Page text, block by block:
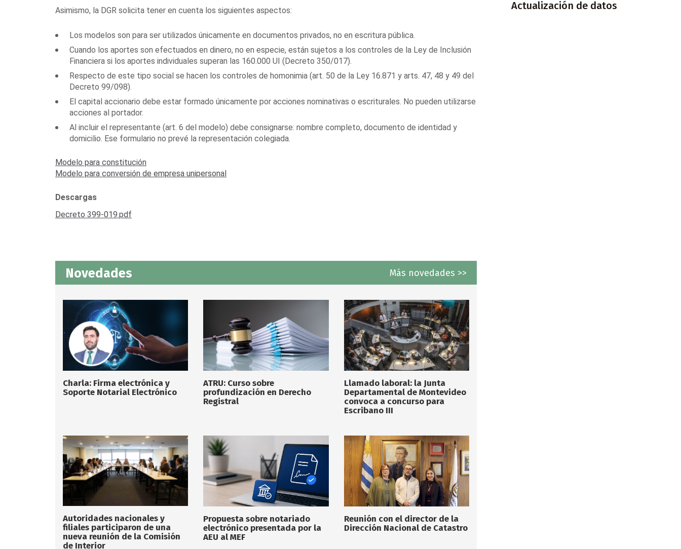
Asimismo, la DGR solicita tener en cuenta los siguientes aspectos:
Los modelos son para ser utilizados únicamente en documentos privados, no en escritura pública.
Cuando los aportes son efectuados en dinero, no en especie, están sujetos a los controles de la Ley de Inclusión
Financiera si los aportes individuales superan las 160.000 UI (Decreto 350/017).
Respecto de este tipo social se hacen los controles de homonimia (art. 50 de la Ley 16.871 y arts. 47, 48 y 49 del
Decreto 99/098).
El capital accionario debe estar formado únicamente por acciones nominativas o escriturales. No pueden utilizarse
acciones al portador.
Al incluir el representante (art. 6 del modelo) debe consignarse: nombre completo, documento de identidad y
domicilio. Ese formulario no prevé la representación colegiada.
Modelo para constitución
Modelo para conversión de empresa unipersonal
Descargas
Decreto 399-019.pdf
Novedades Más novedades >>
Charla: Firma electrónica y
Soporte Notarial Electrónico
ATRU: Curso sobre
profundización en Derecho
Registral
Llamado laboral: la Junta
Departamental de Montevideo
convoca a concurso para
Escribano III
Autoridades nacionales y
filiales participaron de una
nueva reunión de la Comisión
de Interior
Propuesta sobre notariado
electrónico presentada por la
AEU al MEF
Reunión con el director de la
Dirección Nacional de Catastro
Actualización de datos